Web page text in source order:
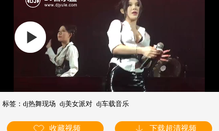
标签： dj热舞现场 dj美女派对 dj车载音乐
收藏视频 下载超清视频